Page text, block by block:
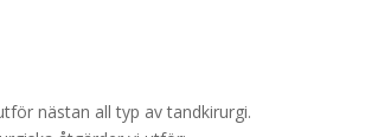
nästan all typ av tandkirurgi.